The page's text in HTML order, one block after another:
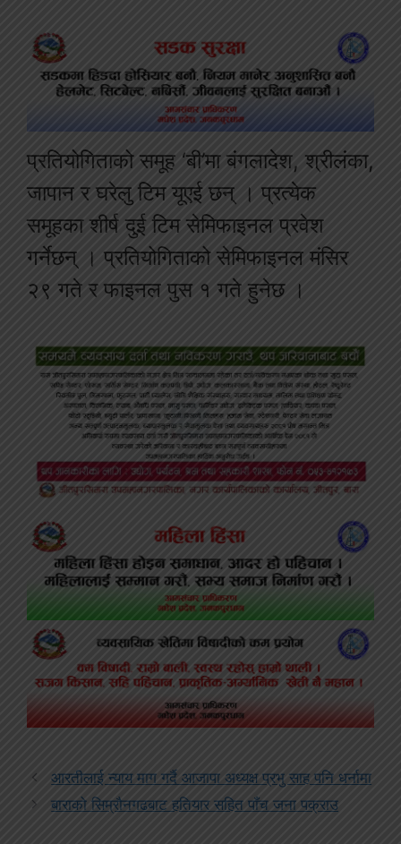
प्रतियोगिताको समूह ‘बी’मा बंगलादेश, श्रीलंका,
जापान र घरेलु टिम यूएई छन् । प्रत्येक
समूहका शीर्ष दुई टिम सेमिफाइनल प्रवेश
गर्नेछन् । प्रतियोगिताको सेमिफाइनल मंसिर
२९ गते र फाइनल पुस १ गते हुनेछ ।
आरतीलाई न्याय माग गर्दै आजापा अध्यक्ष प्रभु साह पनि धर्नामा
बाराको सिम्रौनगढबाट हतियार सहित पाँच जना पक्राउ